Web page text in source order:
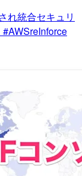
れ統合セキュリ